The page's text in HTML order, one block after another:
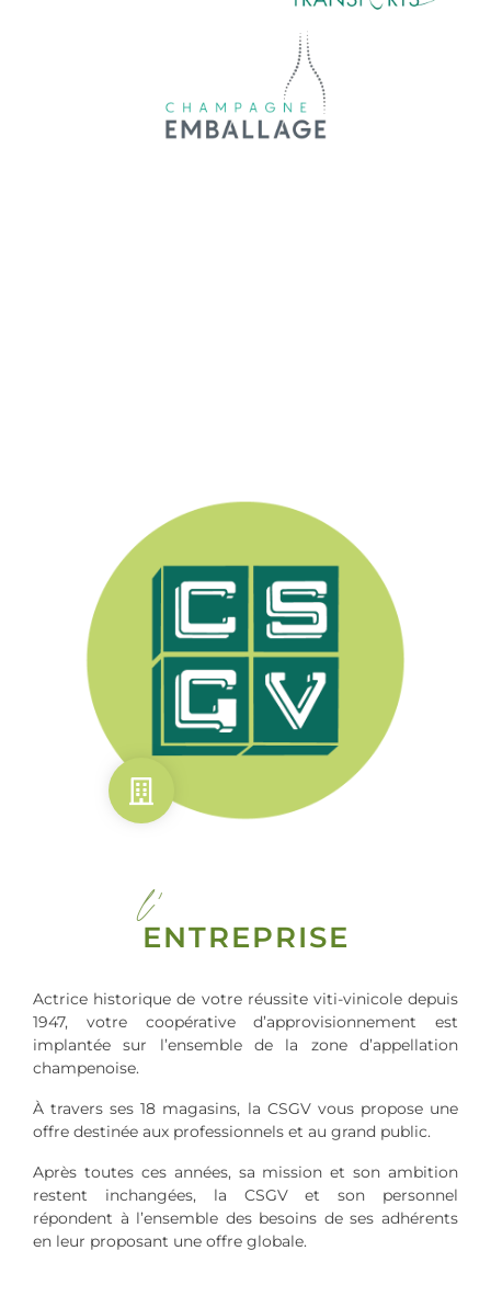
l'
ENTREPRISE
Actrice historique de votre réussite viti-vinicole depuis
1947, votre coopérative d’approvisionnement est
implantée sur l’ensemble de la zone d’appellation
champenoise.
À travers ses 18 magasins, la CSGV vous propose une
offre destinée aux professionnels et au grand public.
Après toutes ces années, sa mission et son ambition
restent inchangées, la CSGV et son personnel
répondent à l’ensemble des besoins de ses adhérents
en leur proposant une offre globale.